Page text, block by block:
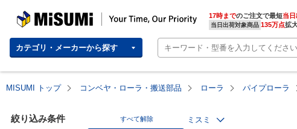
MISUMI | Your Time, Our Priority 17時までのご注文で最短当
当日出荷対象商品 135万点拡
カテゴリ・メーカーから探す
MISUMI トップ コンベヤ・ローラ・搬送部品 ローラ パイプローラ
絞り込み条件 すべて解除 ミスミ